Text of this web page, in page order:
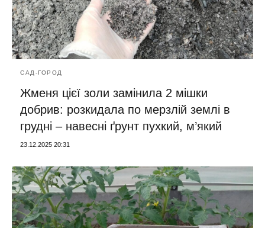
САД-ГОРОД
Жменя цієї золи замінила 2 мішки
добрив: розкидала по мерзлій землі в
грудні – навесні ґрунт пухкий, м’який
23.12.2025 20:31